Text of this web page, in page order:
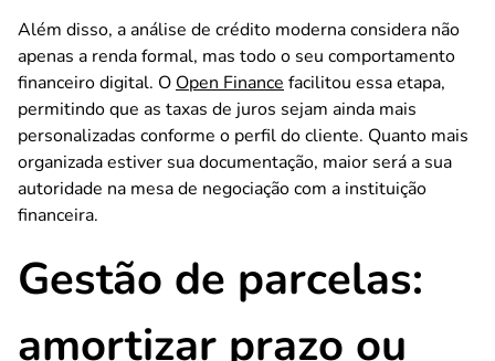
Além disso, a análise de crédito moderna considera não
apenas a renda formal, mas todo o seu comportamento
financeiro digital. OOpen Financefacilitou essa etapa,
permitindo que as taxas de juros sejam ainda mais
personalizadas conforme o perfil do cliente. Quanto mais
organizada estiver sua documentação, maior será a sua
autoridade na mesa de negociação com a instituição
financeira.
Gestão de parcelas:
amortizar prazo ou